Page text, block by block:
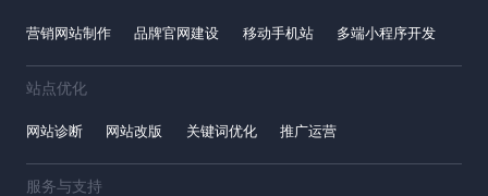
营销网站制作 品牌官网建设 移动手机站 多端小程序开发
站点优化
网站诊断 网站改版 关键词优化 推广运营
服务与支持